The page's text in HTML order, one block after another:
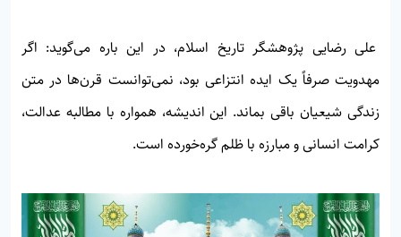
علی رضایی پژوهشگر تاریخ اسلام، در این باره می‌گوید: اگر
مهدویت صرفاً یک ایده انتزاعی بود، نمی‌توانست قرن‌ها در متن
زندگی شیعیان باقی بماند. این اندیشه، همواره با مطالبه عدالت،
کرامت انسانی و مبارزه با ظلم گره‌خورده است.